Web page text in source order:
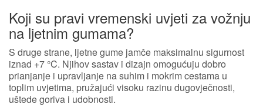
Koji su pravi vremenski uvjeti za vožnju
na ljetnim gumama?
S druge strane, ljetne gume jamče maksimalnu sigurnost
iznad +7 °C. Njihov sastav i dizajn omogućuju dobro
prianjanje i upravljanje na suhim i mokrim cestama u
toplim uvjetima, pružajući visoku razinu dugovječnosti,
uštede goriva i udobnosti.